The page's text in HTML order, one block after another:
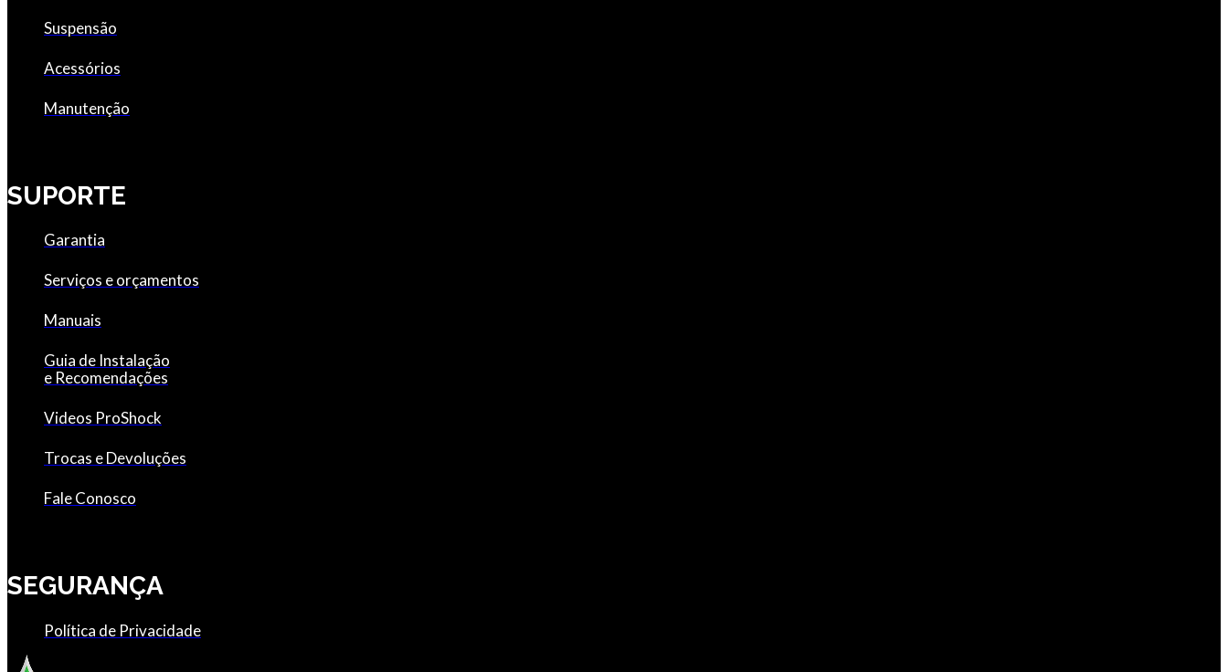
Suspensão
Acessórios
Manutenção
SUPORTE
Garantia
Serviços e orçamentos
Manuais
Guia de Instalação
e Recomendações
Videos ProShock
Trocas e Devoluções
Fale Conosco
SEGURANÇA
Política de Privacidade